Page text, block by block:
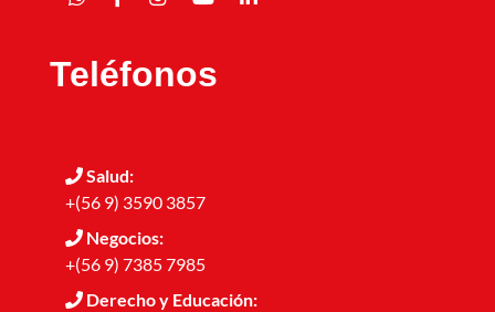
Teléfonos
Salud:
+(56 9) 3590 3857
Negocios:
+(56 9) 7385 7985
Derecho y Educación: